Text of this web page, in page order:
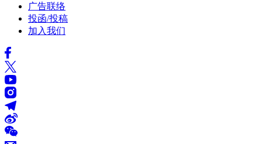
广告联络
投函/投稿
加入我们